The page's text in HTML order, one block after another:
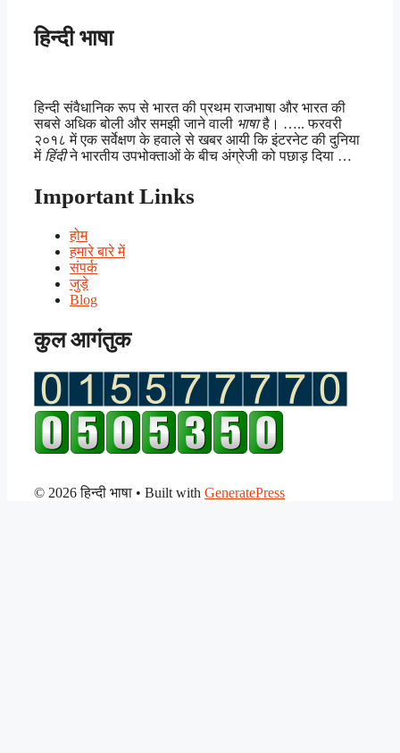
हिन्दी भाषा
हिन्दी संवैधानिक रूप से भारत की प्रथम राजभाषा और भारत की
सबसे अधिक बोली और समझी जाने वाली भाषाहै। ….. फरवरी
२०१८ में एक सर्वेक्षण के हवाले से खबर आयी कि इंटरनेट की दुनिया
में हिंदीने भारतीय उपभोक्ताओं के बीच अंग्रेजी को पछाड़ दिया …
Important Links
होम
हमारे बारे में
संपर्क
जुड़े
Blog
कुल आगंतुक
© 2026 हिन्दी भाषा • Built with GeneratePress